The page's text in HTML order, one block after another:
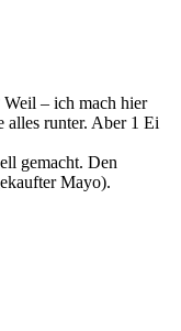
– ich mach hier
alles runter. Aber 1 Ei
gemacht. Den
Mayo).